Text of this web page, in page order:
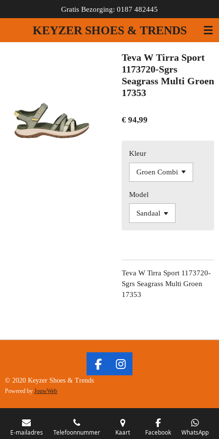
direct
de
KEYZER SHOES & TRENDS
Gratis Bezorging: 0187 482445
Teva W Tirra Sport
1173720-Sgrs
Seagrass Multi Groen
17353
€ 94,99
Kleur
Model
Teva W Tirra Sport 1173720-
Sgrs Seagrass Multi Groen
17353
F
B
O
I
A
G
R
© 2020 Keyzer Shoes & Trends
Powered by JouwWeb
E-mailadres Telefoonnummer Kaart Facebook WhatsApp